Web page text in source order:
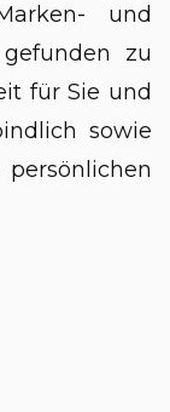
und
zu
für Sie und
sowie